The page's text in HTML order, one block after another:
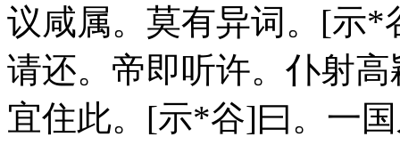
议咸属。莫有异词。[示*
请还。帝即听许。仆射
宜住此。[示*谷]曰。一